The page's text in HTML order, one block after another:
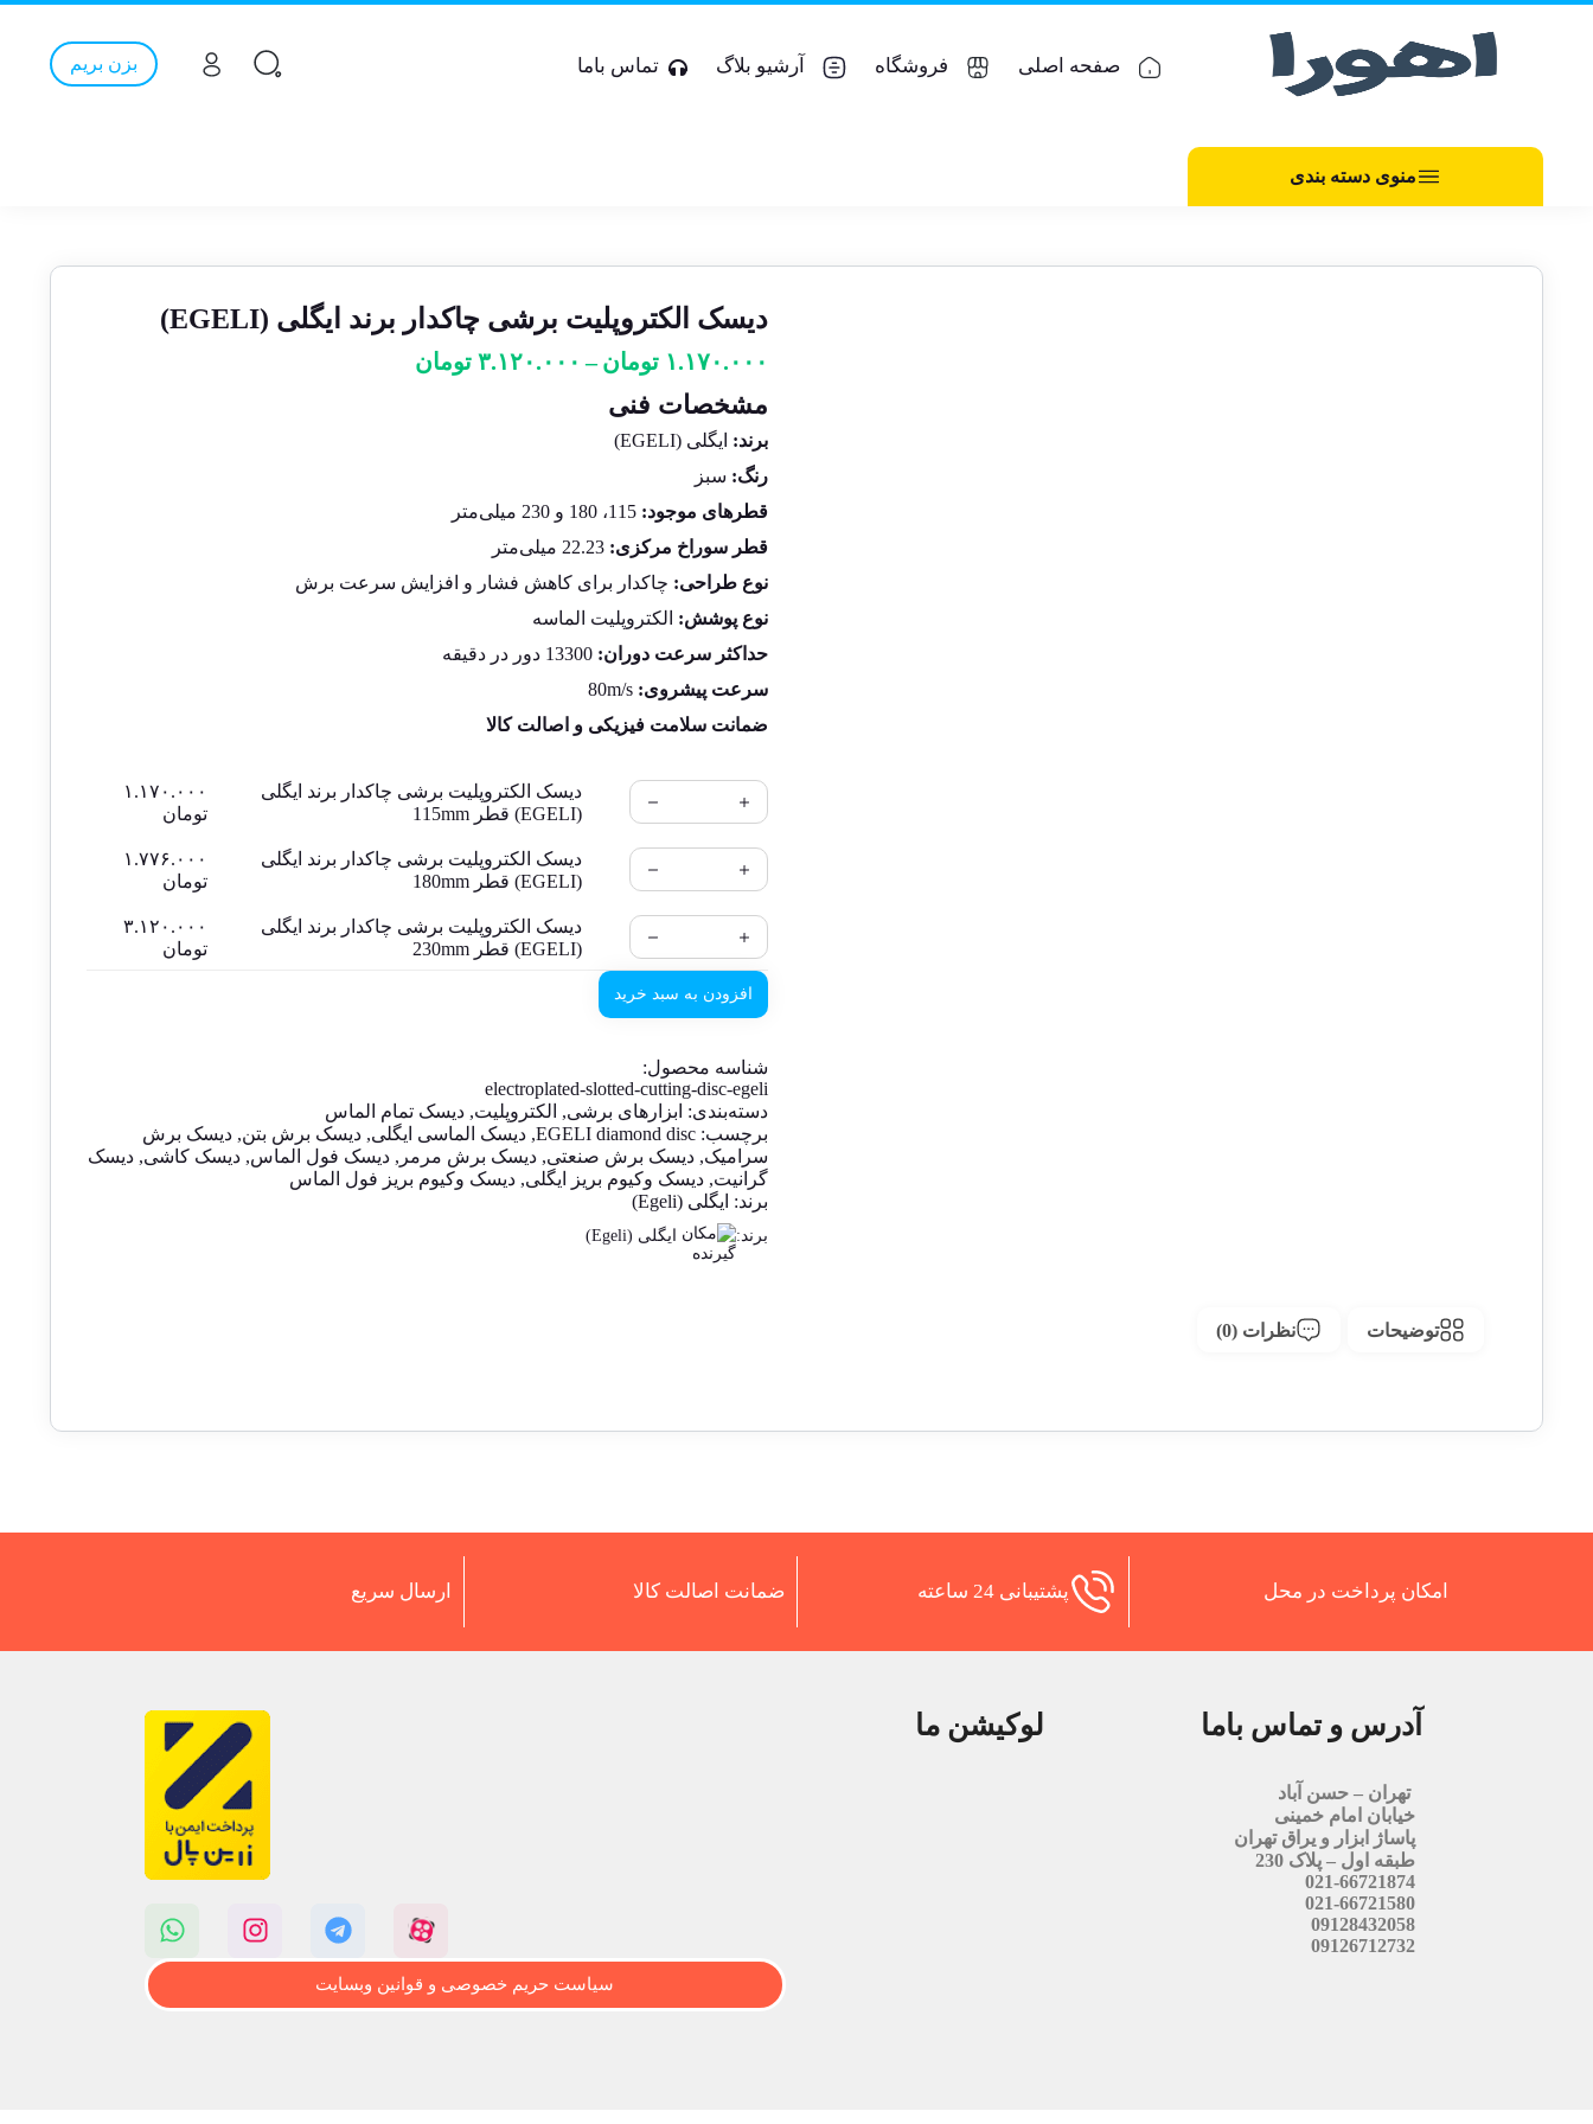
صفحه اصلی فروشگاه آرشیو بلاگ تماس باما بزن بریم
منوی دسته بندی
دیسک الکتروپلیت برشی چاکدار برند ایگلی (EGELI)
۱.۱۷۰.۰۰۰ تومان – ۳.۱۲۰.۰۰۰ تومان
مشخصات فنی
برند: ایگلی (EGELI)
رنگ: سبز
قطرهای موجود:
قطر سوراخ مرکزی:
نوع طراحی: چاکدار برای کاهش فشار و افزایش سرعت برش
نوع پوشش: الکتروپلیت الماسه
حداکثر سرعت دوران:
سرعت پیشروی:
ضمانت سلامت فیزیکی و اصالت کالا
دیسک الکتروپلیت برشی چاکدار برند ایگلی
(EGELI) قطر 115mm
۱.۱۷۰.۰۰۰
تومان
دیسک الکتروپلیت برشی چاکدار برند ایگلی
(EGELI) قطر 180mm
۱.۷۷۶.۰۰۰
تومان
دیسک الکتروپلیت برشی چاکدار برند ایگلی
(EGELI) قطر 230mm
۳.۱۲۰.۰۰۰
تومان
افزودن به سبد خرید
شناسه محصول:
electroplated-slotted-cutting-disc-egeli
دسته‌بندی: ابزارهای برشی, الکتروپلیت, دیسک تمام الماس
برچسب: EGELI diamond disc
, دیسک الماسی ایگلی, دیسک برش بتن, دیسک برش
سرامیک, دیسک برش صنعتی, دیسک برش مرمر , دیسک فول الماس, دیسک کاشی, دیسک
گرانیت, دیسک وکیوم بریز ایگلی, دیسک وکیوم بریز فول الماس
برند: ایگلی (Egeli)
برند: ایگلی (Egeli)
توضیحات نظرات (0)
امکان پرداخت در محل پشتیبانی 24 ساعته ضمانت اصالت کالا ارسال سریع
آدرس و تماس باما
تهران – حسن آباد
خیابان امام خمینی
پاساژ ابزار و یراق تهران
طبقه اول – پلاک 230
021-66721874
021-66721580
09128432058
09126712732
لوکیشن ما
سیاست حریم خصوصی و قوانین وبسایت